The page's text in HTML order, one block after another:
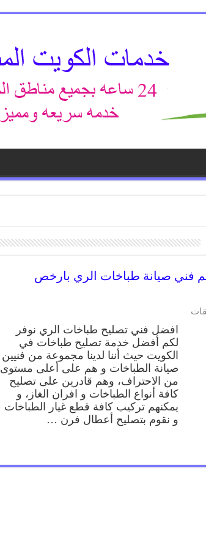
طباخات الري 62224041 رقم فني صيانة طباخات الري بارخص
طباخات
الري
62224041
رقم
صيانة
طباخات
الري
بارخص
افضل فني تصليح طباخات الري نوفر
لكم أفضل خدمة تصليح طباخات في
الكويت حيث أننا لدينا مجموعة من فنيين
صيانة الطباخات و هم على أعلى مستوى
من الاحتراف، وهم قادرين على تصليح
كافة أنواع الطباخات و افران الغاز، و
يمكنهم تركيب كافة قطع غيار الطباخات
و نقوم بتصليح أعطال فرن …